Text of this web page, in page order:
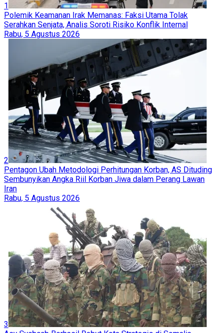
1
Polemik Keamanan Irak Memanas: Faksi Utama Tolak
Serahkan Senjata, Analis Soroti Risiko Konflik Internal
Rabu, 5 Agustus 2026
2
Pentagon Ubah Metodologi Perhitungan Korban, AS Dituding
Sembunyikan Angka Riil Korban Jiwa dalam Perang Lawan
Iran
Rabu, 5 Agustus 2026
3